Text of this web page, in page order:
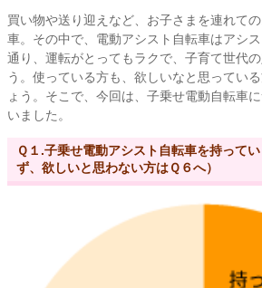
買い物や送り迎えなど、お子さまを連れて
車。その中で、電動アシスト自転車はアシ
通り、運転がとってもラクで、子育て世代
う。使っている方も、欲しいなと思ってい
ょう。そこで、今回は、子乗せ電動自転車
いました。
Ｑ１.子乗せ電動アシスト自転車を持って
ず、欲しいと思わない方はＱ６へ）